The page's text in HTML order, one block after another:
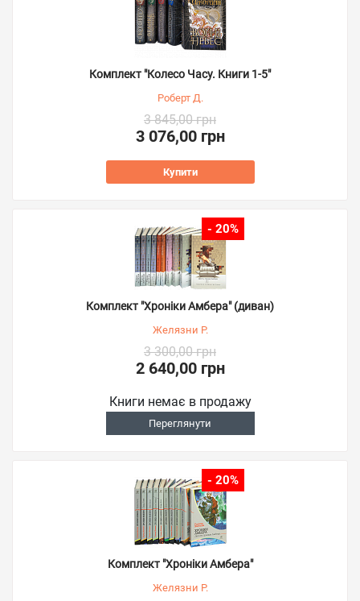
Комплект "Колесо Часу. Книги 1-5"
Роберт Д.
3 845,00 грн
3 076,00 грн
Купити
- 20%
Комплект "Хроніки Амбера" (диван)
Желязни Р.
3 300,00 грн
2 640,00 грн
Книги немає в продажу
Переглянути
- 20%
Комплект "Хроніки Амбера"
Желязни Р.